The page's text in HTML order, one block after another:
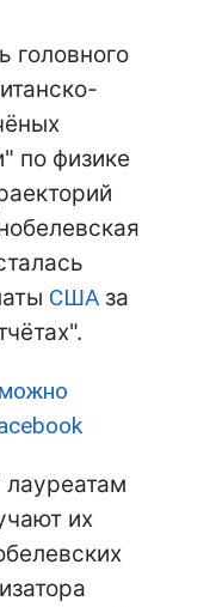
головного
по физике
США за
их